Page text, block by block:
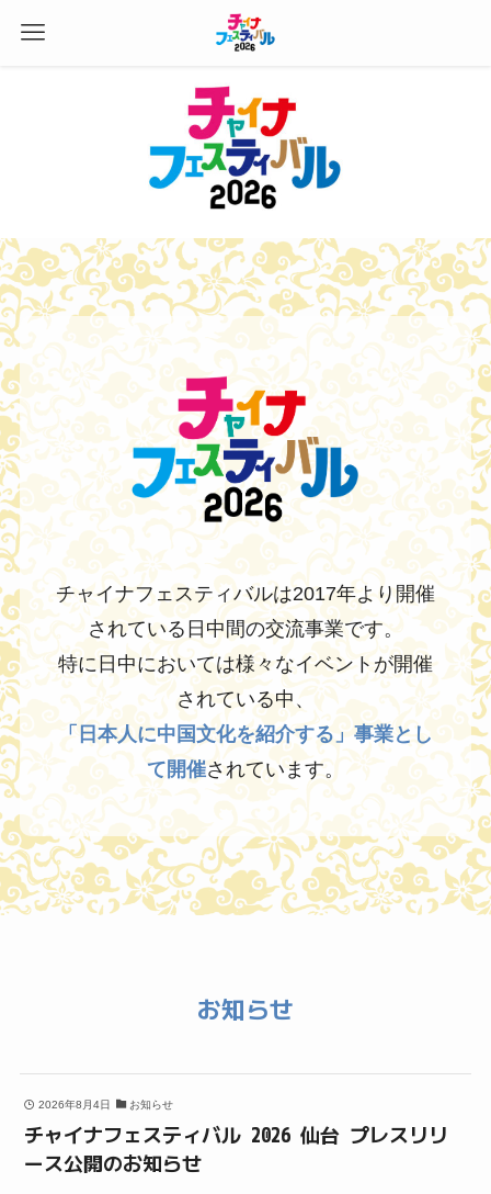
チャイナフェスティバルは2017年より開催
されている日中間の交流事業です。
特に日中においては様々なイベントが開催
されている中、
「日本人に中国文化を紹介する」事業とし
て開催されています。
お知らせ
2026年8月4日 お知らせ
チャイナフェスティバル 2026 仙台 プレスリリ
ース公開のお知らせ